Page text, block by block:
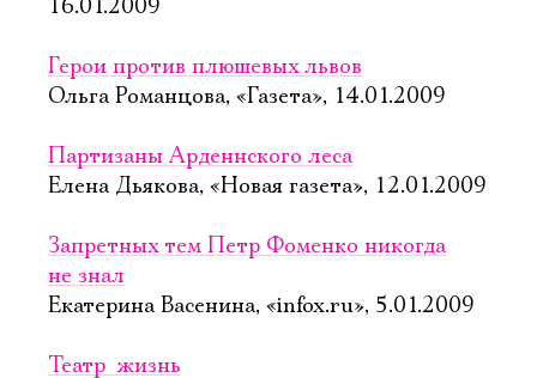
16.01.2009
Герои против плюшевых львов
Ольга Романцова, «Газета», 14.01.2009
Партизаны Арденнского леса
Елена Дьякова, «Новая газета», 12.01.2009
Запретных тем Петр Фоменко никогда
не знал
Екатерина Васенина, «infox.ru», 5.01.2009
Театр  жизнь